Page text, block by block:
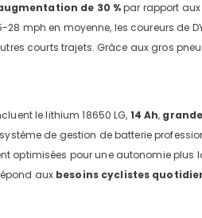
de 30 %par rapport aux
mph en moyenne, les coureurs de
courts trajets. Grâce aux gros
le lithium 18650 LG, 14 Ah,
de gestion de batterie
optimisées pour une autonomie plus
aux besoins cyclistes